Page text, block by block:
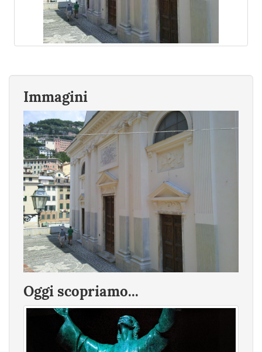
Immagini
Oggi scopriamo...